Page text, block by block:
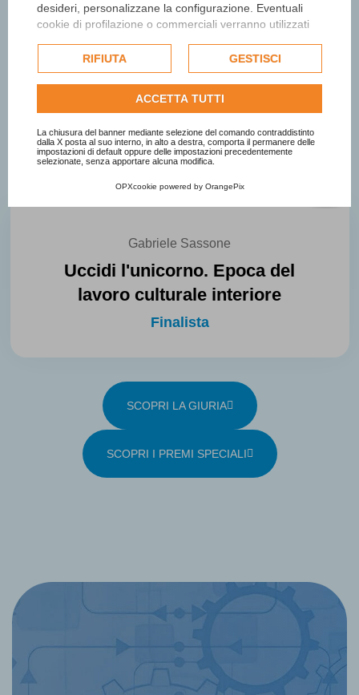
desideri, personalizzane la configurazione. Eventuali
cookie di profilazione o commerciali verranno utilizzati
dell'utente e, se consentito, potrebbero essere utilizzati
per personalizzare gli annunci pubblicitari. Per ulteriori
informazioni su come Google utilizza i dati raccolti,
politica sulla privacy di Google
Consulta l'informativa cookie completa.
RIFIUTA GESTISCI
ACCETTA TUTTI
La chiusura del banner mediante selezione del comando contraddistinto
dalla X posta al suo interno, in alto a destra, comporta il permanere delle
impostazioni di default oppure delle impostazioni precedentemente
selezionate, senza apportare alcuna modifica.
OPXcookie powered by OrangePix
Gabriele Sassone
Uccidi l'unicorno. Epoca del
lavoro culturale interiore
Finalista
SCOPRI LA GIURIA
SCOPRI I PREMI SPECIALI